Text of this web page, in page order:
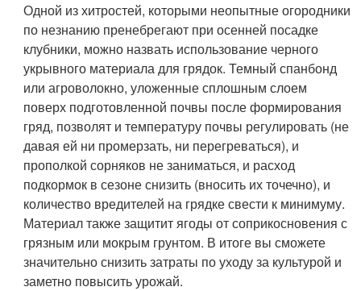
Одной из хитростей, которыми неопытные огородники
по незнанию пренебрегают при осенней посадке
клубники, можно назвать использование черного
укрывного материала для грядок. Темный спанбонд
или агроволокно, уложенные сплошным слоем
поверх подготовленной почвы после формирования
гряд, позволят и температуру почвы регулировать (не
давая ей ни промерзать, ни перегреваться), и
прополкой сорняков не заниматься, и расход
подкормок в сезоне снизить (вносить их точечно), и
количество вредителей на грядке свести к минимуму.
Материал также защитит ягоды от соприкосновения с
грязным или мокрым грунтом. В итоге вы сможете
значительно снизить затраты по уходу за культурой и
заметно повысить урожай.